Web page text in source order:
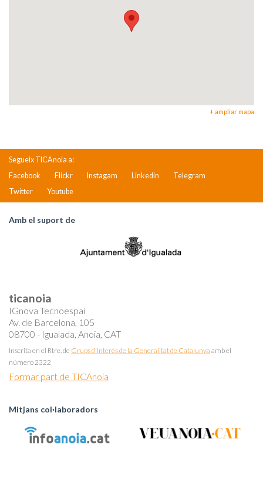
+ ampliar mapa
Segueix TICAnoia a:
Facebook
Flickr Instagam Linkedin
Telegram
Twitter
Youtube
Amb el suport de
ticanoia
IGnova Tecnoespai
Av. de Barcelona, 105
08700 - Igualada, Anoia, CAT
Inscrita en el Rtre. de Grups d'Interès de la Generalitat de Catalunya amb el
número 2322
Formar part de TICAnoia
Mitjans col·laboradors